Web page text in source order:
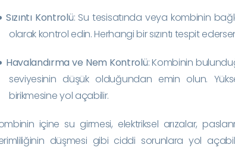
Sızıntı Kontrolü: Su tesisatında veya kombinin
olarak kontrol edin. Herhangi bir sızıntı tespit
Havalandırma ve Nem Kontrolü: Kombinin
seviyesinin düşük olduğundan emin olun.
birikmesine yol açabilir.
içine su girmesi, elektriksel arızalar,
düşmesi gibi ciddi sorunlara yol